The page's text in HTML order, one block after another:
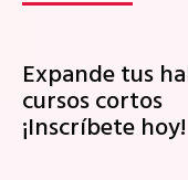
Expande tus
cursos cortos
¡Inscríbete hoy!